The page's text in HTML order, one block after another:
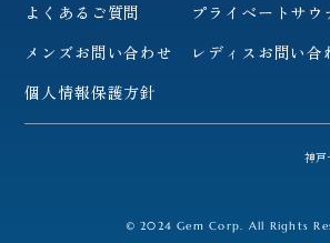
よくあるご質問
メンズお問い合わせ
個人情報保護方針
プライベートサウ
レディスお問い合
神戸
© 2024 Gem Corp. All Rights